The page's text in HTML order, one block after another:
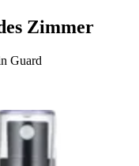
Zimmer
Guard